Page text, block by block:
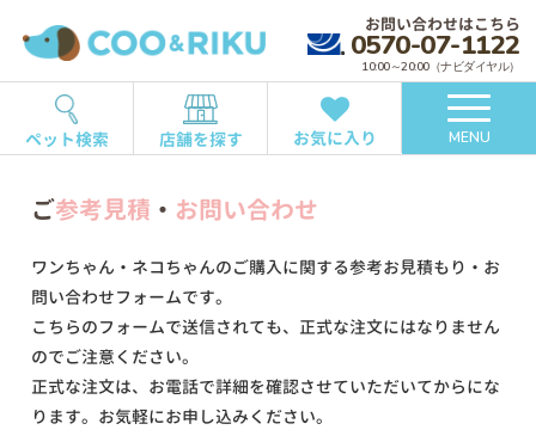
お問い合わせはこちら
0570-07-1122
10:00～20:00（ナビダイヤル）
ペット検索 店舗を探す お気に入り MENU
ご参考見積 ・ お問い合わせ
ワンちゃん・ネコちゃんのご購入に関する参考お見積もり・お
問い合わせフォームです。
こちらのフォームで送信されても、正式な注文にはなりません
のでご注意ください。
正式な注文は、お電話で詳細を確認させていただいてからにな
ります。お気軽にお申し込みください。